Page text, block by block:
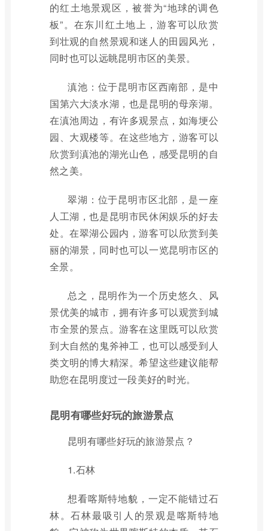
的红土地景观区，被誉为“地球的调色
板”。在东川红土地上，游客可以欣赏
到壮观的自然景观和迷人的田园风光，
同时也可以远眺昆明市区的美景。
滇池：位于昆明市区西南部，是中
国第六大淡水湖，也是昆明的母亲湖。
在滇池周边，有许多观景点，如海埂公
园、大观楼等。在这些地方，游客可以
欣赏到滇池的湖光山色，感受昆明的自
然之美。
翠湖：位于昆明市区北部，是一座
人工湖，也是昆明市民休闲娱乐的好去
处。在翠湖公园内，游客可以欣赏到美
丽的湖景，同时也可以一览昆明市区的
全景。
总之，昆明作为一个历史悠久、风
景优美的城市，拥有许多可以观赏到城
市全景的景点。游客在这里既可以欣赏
到大自然的鬼斧神工，也可以感受到人
类文明的博大精深。希望这些建议能帮
助您在昆明度过一段美好的时光。
昆明有哪些好玩的旅游景点
昆明有哪些好玩的旅游景点？
1.石林
想看喀斯特地貌，一定不能错过石
林。石林最吸引人的景观是喀斯特地